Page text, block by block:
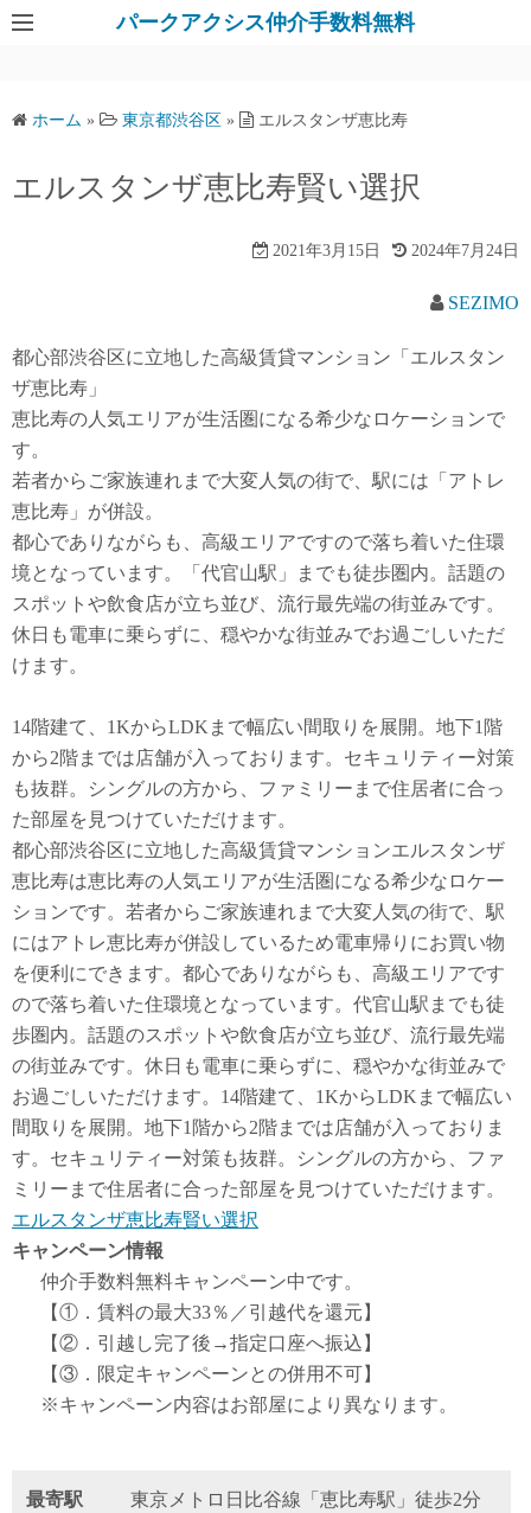
パークアクシス仲介手数料無料
ホーム » 東京都渋谷区 » エルスタンザ恵比寿
エルスタンザ恵比寿賢い選択
2021年3月15日 2024年7月24日
SEZIMO
都心部渋谷区に立地した高級賃貸マンション「エルスタン
ザ恵比寿」
恵比寿の人気エリアが生活圏になる希少なロケーションで
す。
若者からご家族連れまで大変人気の街で、駅には「アトレ
恵比寿」が併設。
都心でありながらも、高級エリアですので落ち着いた住環
境となっています。「代官山駅」までも徒歩圏内。話題の
スポットや飲食店が立ち並び、流行最先端の街並みです。
休日も電車に乗らずに、穏やかな街並みでお過ごしいただ
けます。
14階建て、1KからLDKまで幅広い間取りを展開。地下1階
から2階までは店舗が入っております。セキュリティー対策
も抜群。シングルの方から、ファミリーまで住居者に合っ
た部屋を見つけていただけます。
都心部渋谷区に立地した高級賃貸マンションエルスタンザ
恵比寿は恵比寿の人気エリアが生活圏になる希少なロケー
ションです。若者からご家族連れまで大変人気の街で、駅
にはアトレ恵比寿が併設しているため電車帰りにお買い物
を便利にできます。都心でありながらも、高級エリアです
ので落ち着いた住環境となっています。代官山駅までも徒
歩圏内。話題のスポットや飲食店が立ち並び、流行最先端
の街並みです。休日も電車に乗らずに、穏やかな街並みで
お過ごしいただけます。14階建て、1KからLDKまで幅広い
間取りを展開。地下1階から2階までは店舗が入っておりま
す。セキュリティー対策も抜群。シングルの方から、ファ
ミリーまで住居者に合った部屋を見つけていただけます。
エルスタンザ恵比寿賢い選択
キャンペーン情報
仲介手数料無料キャンペーン中です。
【①．賃料の最大33％／引越代を還元】
【②．引越し完了後→指定口座へ振込】
【③．限定キャンペーンとの併用不可】
※キャンペーン内容はお部屋により異なります。
最寄駅
東京メトロ日比谷線「恵比寿駅」徒歩2分